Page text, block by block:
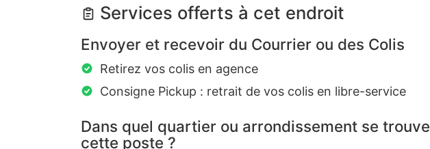
Services offerts à cet endroit
Envoyer et recevoir du Courrier ou des Colis
Retirez vos colis en agence
Consigne Pickup : retrait de vos colis en libre-service
Dans quel quartier ou arrondissement se trouve
cette poste ?